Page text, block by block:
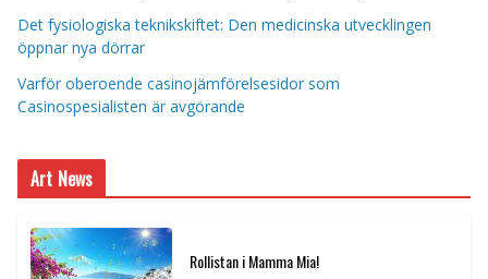
Det fysiologiska teknikskiftet: Den medicinska utvecklingen
öppnar nya dörrar
Varför oberoende casinojämförelsesidor som
Casinospesialisten är avgörande
Art News
Rollistan i Mamma Mia!